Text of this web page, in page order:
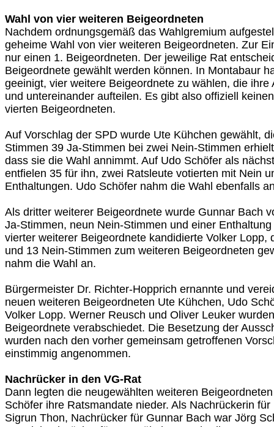
Wahl von vier weiteren Beigeordneten
Nachdem ordnungsgemäß das Wahlgremium
geheime Wahl von vier weiteren Beigeordneten. Zur
nur einen 1. Beigeordneten. Der jeweilige Rat
Beigeordnete gewählt werden können. In Montabaur
geeinigt, vier weitere Beigeordnete zu wählen, die ihre
und untereinander aufteilen. Es gibt also offiziell
vierten Beigeordneten.
Auf Vorschlag der SPD wurde Ute Kühchen gewählt,
Stimmen 39 Ja-Stimmen bei zwei Nein-Stimmen
dass sie die Wahl annimmt. Auf Udo Schöfer als
entfielen 35 für ihn, zwei Ratsleute votierten mit Nein
Enthaltungen. Udo Schöfer nahm die Wahl ebenfalls
Als dritter weiterer Beigeordnete wurde Gunnar Bach
Ja-Stimmen, neun Nein-Stimmen und einer
vierter weiterer Beigeordnete kandidierte Volker Lopp,
und 13 Nein-Stimmen zum weiteren Beigeordneten
nahm die Wahl an.
Bürgermeister Dr. Richter-Hopprich ernannte und
neuen weiteren Beigeordneten Ute Kühchen, Udo
Volker Lopp. Werner Reusch und Oliver Leuker
Beigeordnete verabschiedet. Die Besetzung der
wurden nach den vorher gemeinsam getroffenen
einstimmig angenommen.
Nachrücker in den VG-Rat
Dann legten die neugewählten weiteren
Schöfer ihre Ratsmandate nieder. Als Nachrückerin
Sigrun Thon, Nachrücker für Gunnar Bach war Jörg